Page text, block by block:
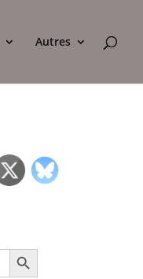
Autres
Search Button